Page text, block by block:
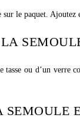
le paquet.
tasse ou d’un verre